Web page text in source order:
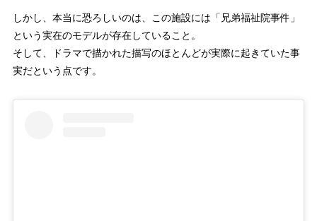
しかし、本当に恐ろしいのは、この施設には「兄弟福祉院事件」
という実在のモデルが存在していること。
そして、ドラマで描かれた描写のほとんどが実際に起きていた事
実だという点です。